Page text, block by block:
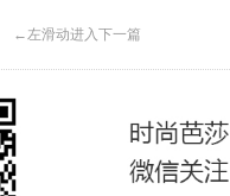
←左滑动进入下一篇